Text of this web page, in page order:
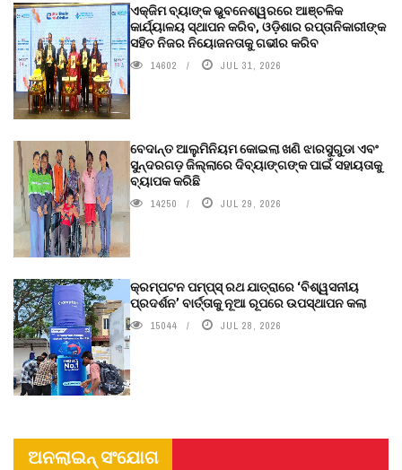
ଏକ୍ଜିମ ବ୍ୟାଙ୍କ ଭୁବନେଶ୍ୱରରେ ଆଞ୍ଚଳିକ
କାର୍ଯ୍ୟାଳୟ ସ୍ଥାପନ କରିବ, ଓଡ଼ିଶାର ରପ୍ତାନିକାରୀଙ୍କ
ସହିତ ନିଜର ନିୟୋଜନତାକୁ ଗଭୀର କରିବ
14602 JUL 31, 2026
ବେଦାନ୍ତ ଆଲୁମିନିୟମ କୋଇଲା ଖଣି ଝାରସୁଗୁଡା ଏବଂ
ସୁନ୍ଦରଗଡ଼ ଜିଲ୍ଲାରେ ଦିବ୍ୟାଙ୍ଗଙ୍କ ପାଇଁ ସହାୟତାକୁ
ବ୍ୟାପକ କରିଛି
14250 JUL 29, 2026
କ୍ରମ୍ପଟନ ପମ୍ପ୍‌ସ୍‌ ରଥ ଯାତ୍ରାରେ ‘ବିଶ୍ୱସନୀୟ
ପ୍ରଦର୍ଶନ’ ବାର୍ତ୍ତାକୁ ନୂଆ ରୂପରେ ଉପସ୍ଥାପନ କଲା
15044 JUL 28, 2026
ଅନଲାଇନ୍ ସଂଯୋଗ